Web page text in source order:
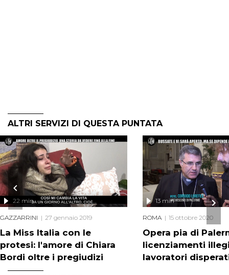
ALTRI SERVIZI DI QUESTA PUNTATA
La Miss Italia con le
protesi: l'amore di Chiara
Bordi oltre i pregiudizi
22 min
GAZZARRINI 27 gennaio 2019
Opera pia di
licenziamenti
lavoratori
13 min
ROMA 15 ottobre 2020